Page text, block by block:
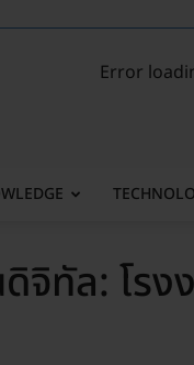
Error
จิทัล: โร